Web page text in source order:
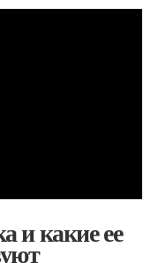
и какие ее